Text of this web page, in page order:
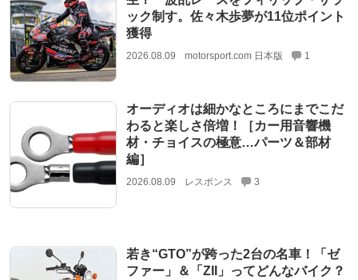
ック制す。佐々木歩夢が11位ポイント
獲得
2026.08.09 motorsport.com 日本版 1
オーディオは細かなところにまでこだ
わると楽しさ倍増！［カー用音響機
材・チョイスの極意…パーツ＆部材
編］
2026.08.09 レスポンス 3
若き“GTO”が跨った2台の名車！「ゼ
ファー」＆「ZII」ってどんなバイク？